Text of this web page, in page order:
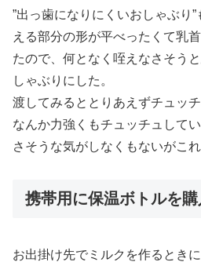
”出っ歯になりにくいおしゃぶり
える部分の形が平べったくて乳
たので、何となく咥えなさそう
しゃぶりにした。
渡してみるととりあえずチュッチ
なんか力強くもチュッチュして
さそうな気がしなくもないがこ
携帯用に保温ボトルを購
お出掛け先でミルクを作るとき